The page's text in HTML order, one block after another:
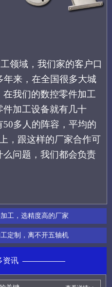
领域，我们家的客户口
年来，在全国很多大城
我们的数控零件加工
加工设备就有几十
多人的阵容，平均的
，跟这样的厂家合作可
么问题，我们都会负责
工，选精度高的厂家
定制，离不开五轴机
资讯